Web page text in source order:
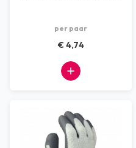
per paar
€ 4,74